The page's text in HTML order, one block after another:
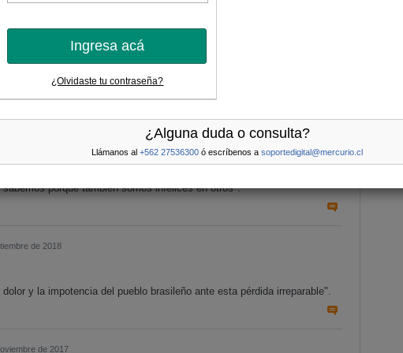
Ingresa acá
¿Olvidaste tu contraseña?
¿Alguna duda o consulta?
Llámanos al +562 27536300 ó escríbenos a soportedigital@mercurio.cl
de 2019
en 2050, a los 756 millones de personas".
de 2019
porque también somos infelices en otros".
de 2018
y la impotencia del pueblo brasileño ante esta pérdida irreparable".
de 2017